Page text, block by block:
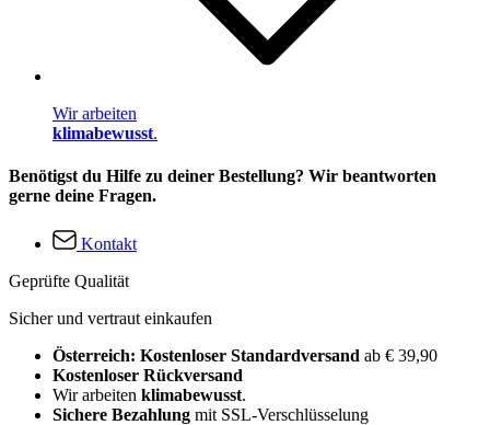
Wir arbeiten
klimabewusst.
Benötigst du Hilfe zu deiner Bestellung? Wir beantworten
gerne deine Fragen.
Kontakt
Geprüfte Qualität
Sicher und vertraut einkaufen
Österreich: Kostenloser Standardversand ab € 39,90
Kostenloser Rückversand
Wir arbeiten klimabewusst.
Sichere Bezahlung mit SSL-Verschlüsselung